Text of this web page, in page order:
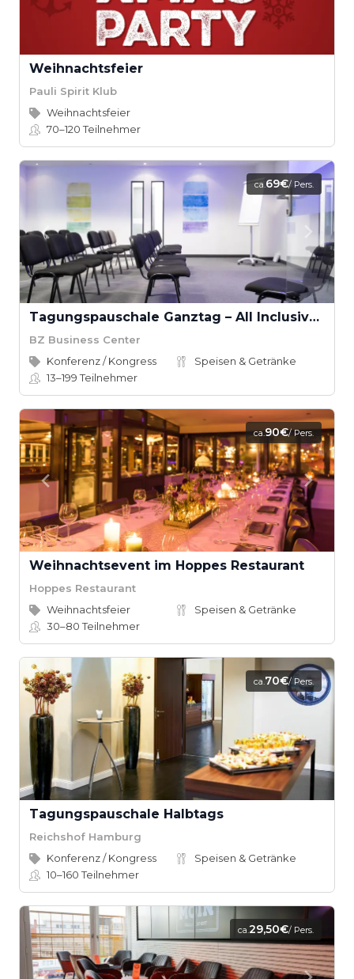
Weihnachtsfeier
Pauli Spirit Klub
Weihnachtsfeier
70–120Teilnehmer
ca.69€/ Pers.
Tagungspauschale Ganztag – All Inclusive inkl. Catering & Technik
BZ Business Center
Konferenz / Kongress
Speisen & Getränke
13–199Teilnehmer
ca.90€/ Pers.
Weihnachtsevent im Hoppes Restaurant
Hoppes Restaurant
Weihnachtsfeier
Speisen & Getränke
30–80Teilnehmer
ca.70€/ Pers.
Tagungspauschale Halbtags
Reichshof Hamburg
Konferenz / Kongress
Speisen & Getränke
10–160Teilnehmer
ca.29,50€/ Pers.